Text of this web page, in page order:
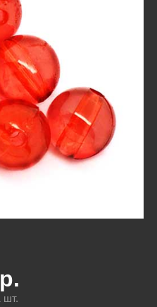
р.
шт.